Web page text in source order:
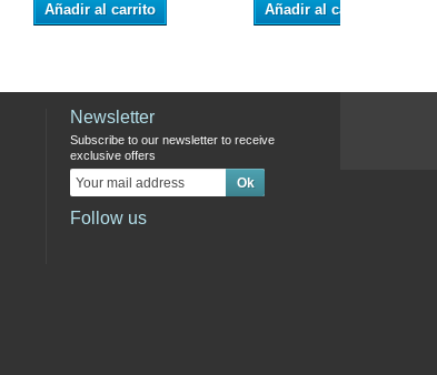
Añadir al carrito Añadir al carrito
Newsletter
Subscribe to our newsletter to receive
exclusive offers
Follow us